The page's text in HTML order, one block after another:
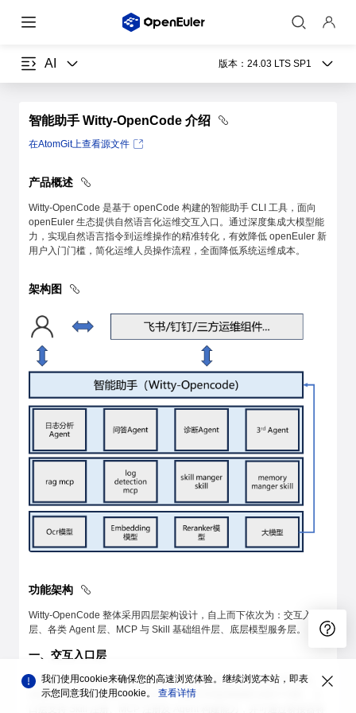
AI 版本： 24.03 LTS SP1
智能助手 Witty-OpenCode 介绍
在AtomGit上查看源文件
产品概述
Witty-OpenCode 是基于 openCode 构建的智能助手 CLI 工具，面向
openEuler 生态提供自然语言化运维交互入口。通过深度集成大模型能
力，实现自然语言指令到运维操作的精准转化，有效降低 openEuler 新
用户入门门槛，简化运维人员操作流程，全面降低系统运维成本。
架构图
功能架构
Witty-OpenCode 整体采用四层架构设计，自上而下依次为：交互入口
层、各类 Agent 层、MCP 与 Skill 基础组件层、底层模型服务层。
一、交互入口层
作为用户与智能助手的统一交互接口，当前已支持 Shell 命令行交互，
后续将拓展 Web 端等多形态入口，适配不同使用场景与用户习惯。 入
我们使用cookie来确保您的高速浏览体验。继续浏览本站，即表
示您同意我们使用cookie。 查看详情